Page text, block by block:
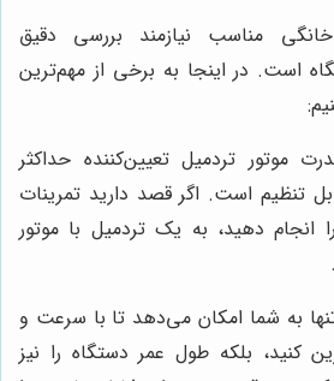
مناسب نیازمند بررسی دقیق
است. در اینجا به برخی از مهم‌ترین
موتور تردمیل تعیین‌کننده حداکثر
تنظیم است. اگر قصد دارید تمرینات
دهید، به یک تردمیل با موتور
تنها به شما امکان می‌دهد تا با سرعت و
کنید، بلکه طول عمر دستگاه را نیز